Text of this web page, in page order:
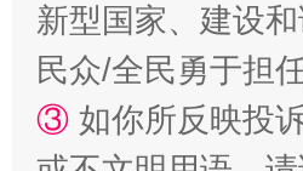
新型国家、建设
民众/全民勇于担
③ 如你所反映投